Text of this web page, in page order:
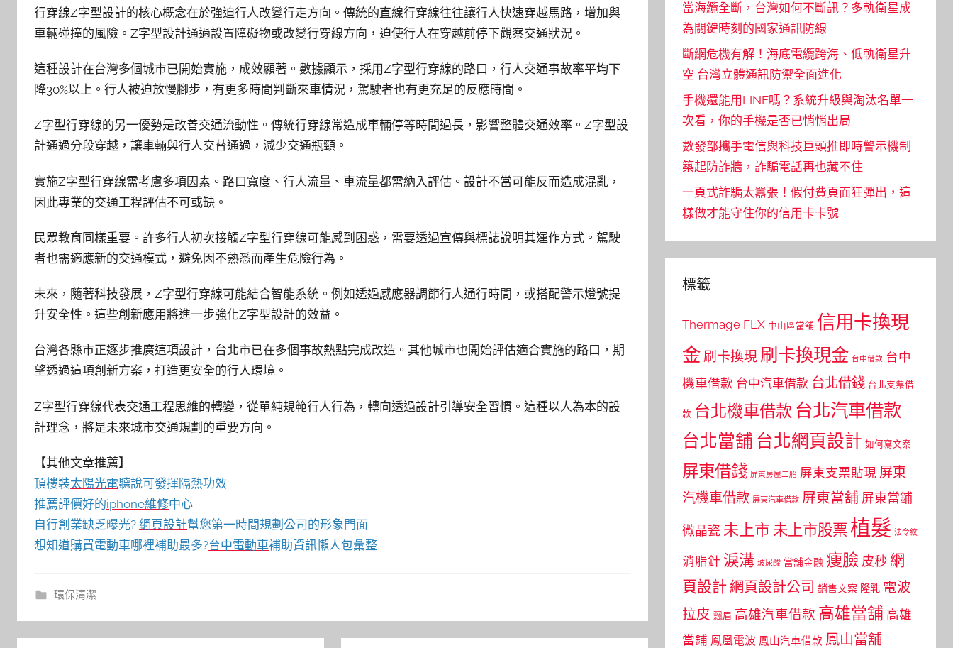
行穿線Z字型設計的核心概念在於強迫行人改變行走方向。傳統的直線行穿線往往讓行人快速穿越馬路，增加與
車輛碰撞的風險。Z字型設計通過設置障礙物或改變行穿線方向，迫使行人在穿越前停下觀察交通狀況。
這種設計在台灣多個城市已開始實施，成效顯著。數據顯示，採用Z字型行穿線的路口，行人交通事故率平均下
降30%以上。行人被迫放慢腳步，有更多時間判斷來車情況，駕駛者也有更充足的反應時間。
Z字型行穿線的另一優勢是改善交通流動性。傳統行穿線常造成車輛停等時間過長，影響整體交通效率。Z字型設
計通過分段穿越，讓車輛與行人交替通過，減少交通瓶頸。
實施Z字型行穿線需考慮多項因素。路口寬度、行人流量、車流量都需納入評估。設計不當可能反而造成混亂，
因此專業的交通工程評估不可或缺。
民眾教育同樣重要。許多行人初次接觸Z字型行穿線可能感到困惑，需要透過宣傳與標誌說明其運作方式。駕駛
者也需適應新的交通模式，避免因不熟悉而產生危險行為。
未來，隨著科技發展，Z字型行穿線可能結合智能系統。例如透過感應器調節行人通行時間，或搭配警示燈號提
升安全性。這些創新應用將進一步強化Z字型設計的效益。
台灣各縣市正逐步推廣這項設計，台北市已在多個事故熱點完成改造。其他城市也開始評估適合實施的路口，期
望透過這項創新方案，打造更安全的行人環境。
Z字型行穿線代表交通工程思維的轉變，從單純規範行人行為，轉向透過設計引導安全習慣。這種以人為本的設
計理念，將是未來城市交通規劃的重要方向。
【其他文章推薦】
頂樓裝太陽光電聽說可發揮隔熱功效
推薦評價好的iphone維修中心
自行創業缺乏曝光? 網頁設計幫您第一時間規劃公司的形象門面
想知道購買電動車哪裡補助最多?台中電動車補助資訊懶人包彙整
環保清潔
當海纜全斷，台灣如何不斷訊？多軌衛星成
為關鍵時刻的國家通訊防線
斷網危機有解！海底電纜跨海、低軌衛星升
空 台灣立體通訊防禦全面進化
手機還能用LINE嗎？系統升級與淘汰名單一
次看，你的手機是否已悄悄出局
數發部攜手電信與科技巨頭推即時警示機制
築起防詐牆，詐騙電話再也藏不住
一頁式詐騙太囂張！假付費頁面狂彈出，這
樣做才能守住你的信用卡卡號
標籤
Thermage FLX 中山區當舖 信用卡換現
金 刷卡換現 刷卡換現金 台中借款 台中
機車借款 台中汽車借款 台北借錢 台北支票借
款 台北機車借款 台北汽車借款
台北當舖 台北網頁設計 如何寫文案
屏東借錢 屏東房屋二胎 屏東支票貼現 屏東
汽機車借款 屏東汽車借款 屏東當舖 屏東當鋪
微晶瓷 未上市 未上市股票植髮 法令紋
消脂針 淚溝 玻尿酸 當舖金融 瘦臉 皮秒 網
頁設計 網頁設計公司 銷售文案 隆乳 電波
拉皮 飄眉 高雄汽車借款 高雄當舖 高雄
當鋪 鳳凰電波 鳳山汽車借款 鳳山當舖